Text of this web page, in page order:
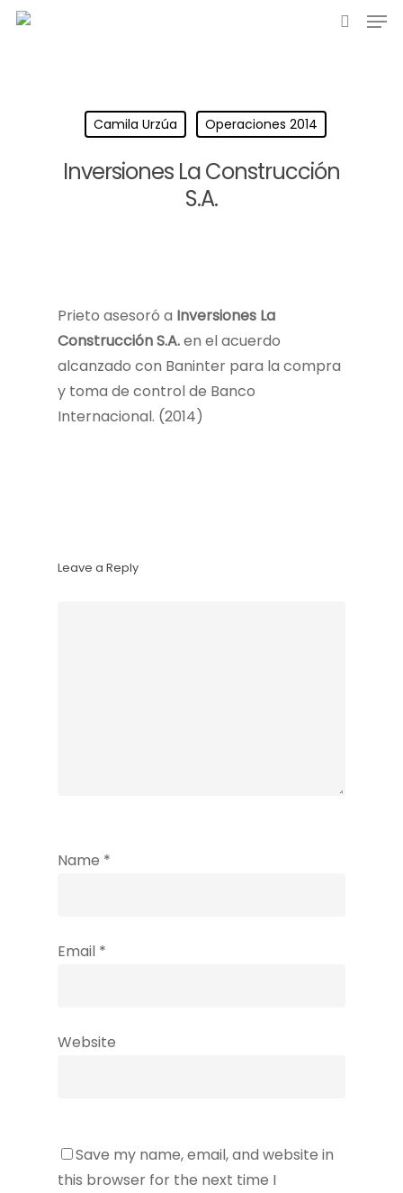
Camila Urzúa Operaciones 2014
Inversiones La Construcción
S.A.
Prieto asesoró a Inversiones La
Construcción S.A.en el acuerdo
alcanzado con Baninter para la compra
y toma de control de Banco
Internacional. (2014)
Leave a Reply
Name *
Email *
Website
Save my name, email, and website in
this browser for the next time I